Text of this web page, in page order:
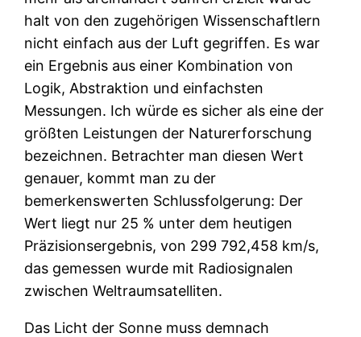
halt von den zugehörigen Wissenschaftlern
nicht einfach aus der Luft gegriffen. Es war
ein Ergebnis aus einer Kombination von
Logik, Abstraktion und einfachsten
Messungen. Ich würde es sicher als eine der
größten Leistungen der Naturerforschung
bezeichnen. Betrachter man diesen Wert
genauer, kommt man zu der
bemerkenswerten Schlussfolgerung: Der
Wert liegt nur 25 % unter dem heutigen
Präzisionsergebnis, von 299 792,458 km/s,
das gemessen wurde mit Radiosignalen
zwischen Weltraumsatelliten.
Das Licht der Sonne muss demnach